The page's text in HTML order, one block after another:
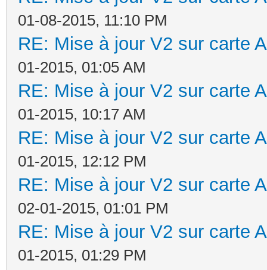
01-08-2015, 11:10 PM
RE: Mise à jour V2 sur carte
01-2015, 01:05 AM
RE: Mise à jour V2 sur carte
01-2015, 10:17 AM
RE: Mise à jour V2 sur carte
01-2015, 12:12 PM
RE: Mise à jour V2 sur carte
02-01-2015, 01:01 PM
RE: Mise à jour V2 sur carte
01-2015, 01:29 PM